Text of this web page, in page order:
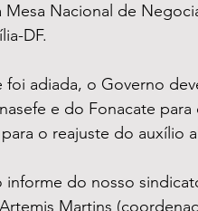
Mesa Nacional de
DF.
adiada, o Governo
e do Fonacate
o reajuste do auxílio
informe do nosso
Martins